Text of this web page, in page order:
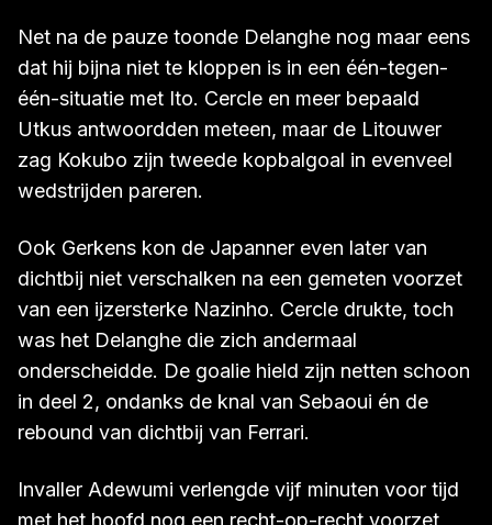
Net na de pauze toonde Delanghe nog maar eens
dat hij bijna niet te kloppen is in een één-tegen-
één-situatie met Ito. Cercle en meer bepaald
Utkus antwoordden meteen, maar de Litouwer
zag Kokubo zijn tweede kopbalgoal in evenveel
wedstrijden pareren.
Ook Gerkens kon de Japanner even later van
dichtbij niet verschalken na een gemeten voorzet
van een ijzersterke Nazinho. Cercle drukte, toch
was het Delanghe die zich andermaal
onderscheidde. De goalie hield zijn netten schoon
in deel 2, ondanks de knal van Sebaoui én de
rebound van dichtbij van Ferrari.
Invaller Adewumi verlengde vijf minuten voor tijd